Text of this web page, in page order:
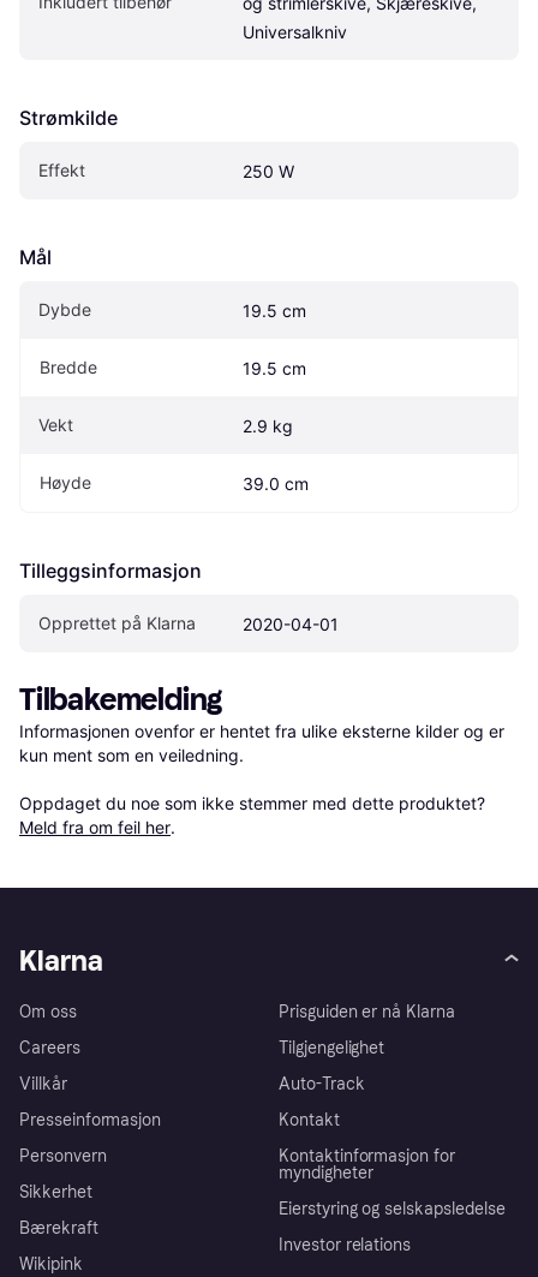
Universalkniv
Strømkilde
Effekt 250 W
Mål
Dybde 19.5 cm
Bredde 19.5 cm
Vekt 2.9 kg
Høyde 39.0 cm
Tilleggsinformasjon
Opprettet på Klarna 2020-04-01
Tilbakemelding
Informasjonen ovenfor er hentet fra ulike eksterne kilder og er
kun ment som en veiledning.
Oppdaget du noe som ikke stemmer med dette produktet?
Meld fra om feil her.
Klarna
Om oss
Careers
Villkår
Presseinformasjon
Personvern
Sikkerhet
Bærekraft
Wikipink
Prisguiden er nå Klarna
Tilgjengelighet
Auto-Track
Kontakt
Kontaktinformasjon for
myndigheter
Eierstyring og selskapsledelse
Investor relations